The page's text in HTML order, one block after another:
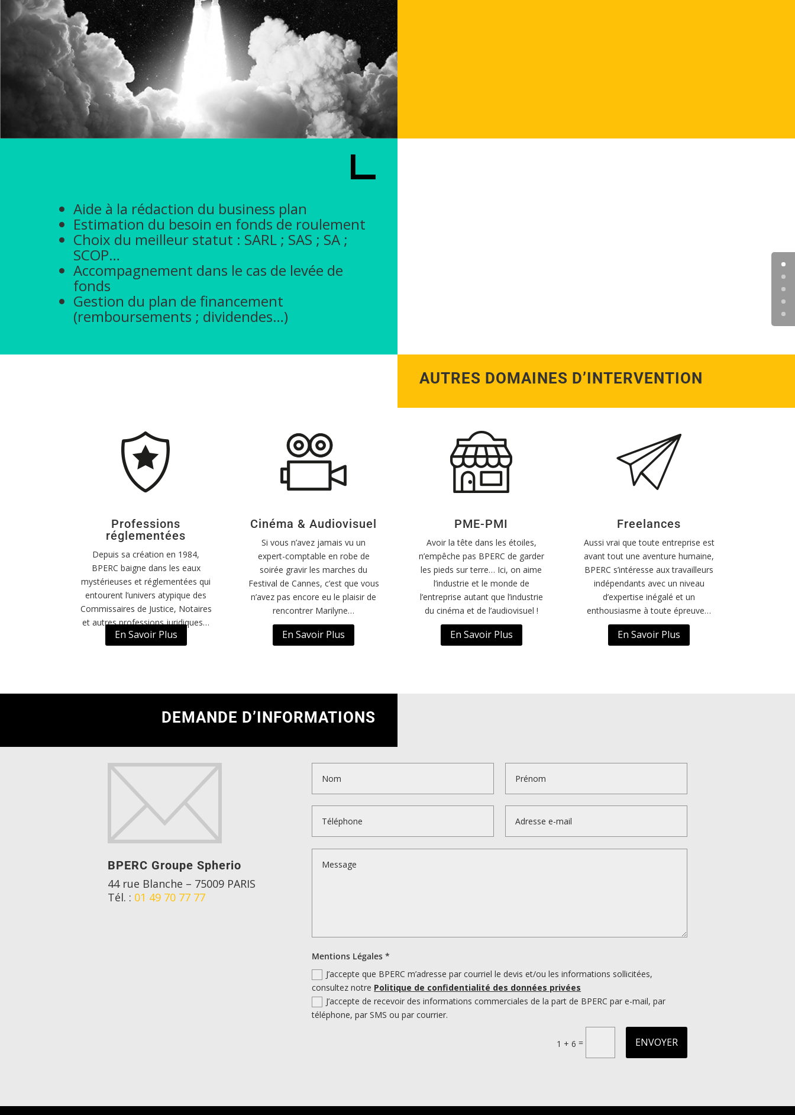
Aide à la rédaction du business plan
Estimation du besoin en fonds de roulement
Choix du meilleur statut : SARL ; SAS ; SA ;
SCOP…
Accompagnement dans le cas de levée de
fonds
Gestion du plan de financement
(remboursements ; dividendes…)
AUTRES DOMAINES D’INTERVENTION
Professions
réglementées
Depuis sa création en 1984,
BPERC baigne dans les eaux
mystérieuses et réglementées qui
entourent l’univers atypique des
Commissaires de Justice, Notaires
et autres professions juridiques…
En Savoir Plus
Cinéma & Audiovisuel
Si vous n’avez jamais vu un
expert-comptable en robe de
soirée gravir les marches du
Festival de Cannes, c’est que vous
n’avez pas encore eu le plaisir de
rencontrer Marilyne…
En Savoir Plus
PME-PMI
Avoir la tête dans les étoiles,
n’empêche pas BPERC de garder
les pieds sur terre… Ici, on aime
l’industrie et le monde de
l’entreprise autant que l’industrie
du cinéma et de l’audiovisuel !
En Savoir Plus
Freelances
Aussi vrai que toute entreprise est
avant tout une aventure humaine,
BPERC s’intéresse aux travailleurs
indépendants avec un niveau
d’expertise inégalé et un
enthousiasme à toute épreuve…
En Savoir Plus
DEMANDE D’INFORMATIONS
BPERC Groupe Spherio
44 rue Blanche – 75009 PARIS
Tél. : 01 49 70 77 77
Mentions Légales *
J’accepte que BPERC m’adresse par courriel le devis et/ou les informations sollicitées,
consultez notre Politique de confidentialité des données privées
J’accepte de recevoir des informations commerciales de la part de BPERC par e-mail, par
téléphone, par SMS ou par courrier.
1 + 6 = ENVOYER